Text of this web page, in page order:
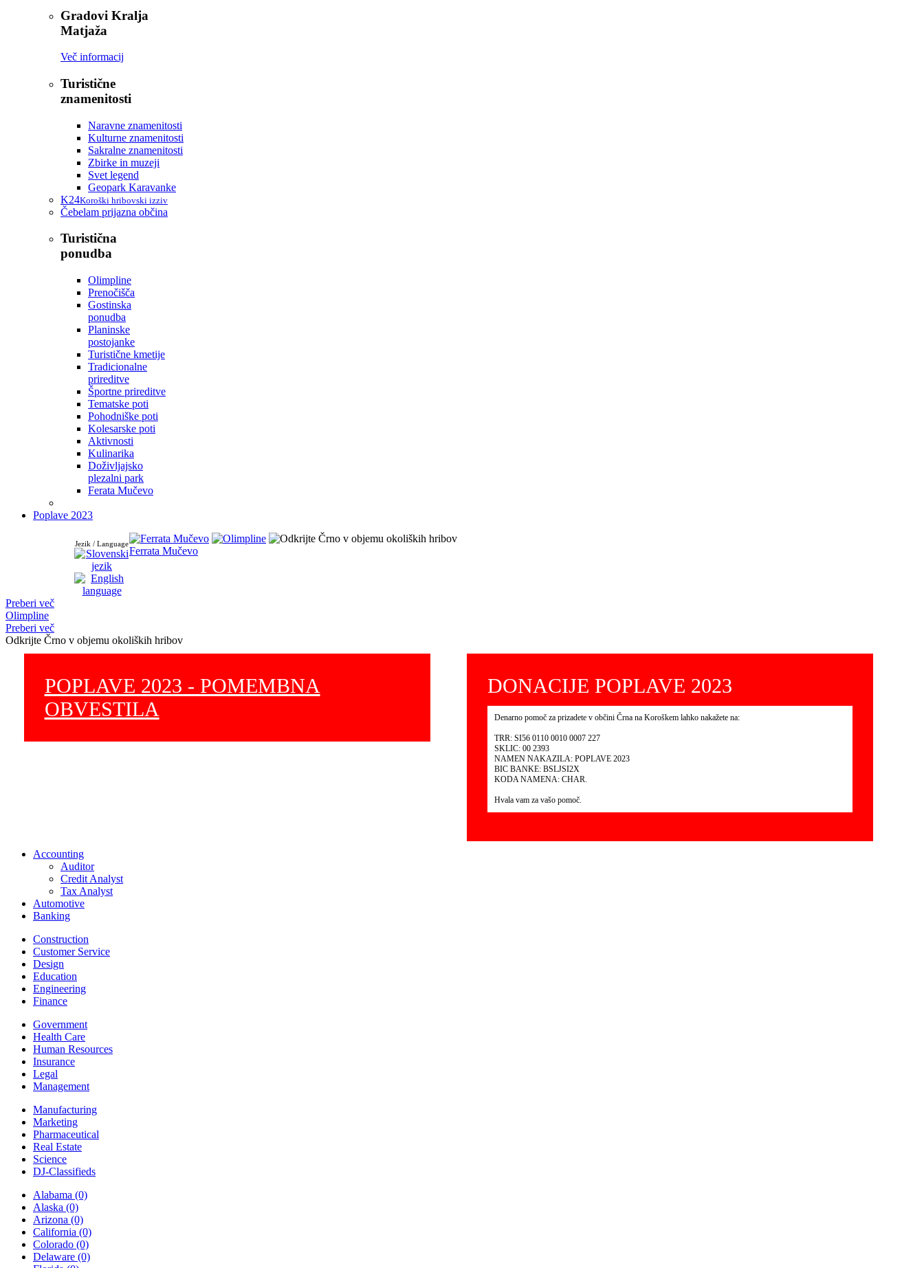
Gradovi Kralja
Matjaža
Več informacij
Turistične
znamenitosti
Naravne znamenitosti
Kulturne znamenitosti
Sakralne znamenitosti
Zbirke in muzeji
Svet legend
Geopark Karavanke
K24Koroški hribovski izziv
Čebelam prijazna občina
Turistična
ponudba
Olimpline
Prenočišča
Gostinska
ponudba
Planinske
postojanke
Turistične kmetije
Tradicionalne
prireditve
Športne prireditve
Tematske poti
Pohodniške poti
Kolesarske poti
Aktivnosti
Kulinarika
Doživljajsko
plezalni park
Ferata Mučevo
Poplave 2023
Jezik / Language
Ferrata Mučevo
Preberi več
Olimpline
Preberi več
Odkrijte Črno v objemu okoliških hribov
POPLAVE 2023 - POMEMBNA
OBVESTILA
DONACIJE POPLAVE 2023
Denarno pomoč za prizadete v občini Črna na Koroškem lahko nakažete na:
TRR: SI56 0110 0010 0007 227
SKLIC: 00 2393
NAMEN NAKAZILA: POPLAVE 2023
BIC BANKE: BSLJSI2X
KODA NAMENA: CHAR.
Hvala vam za vašo pomoč.
Accounting
Auditor
Credit Analyst
Tax Analyst
Automotive
Banking
Construction
Customer Service
Design
Education
Engineering
Finance
Government
Health Care
Human Resources
Insurance
Legal
Management
Manufacturing
Marketing
Pharmaceutical
Real Estate
Science
DJ-Classifieds
Alabama (0)
Alaska (0)
Arizona (0)
California (0)
Colorado (0)
Delaware (0)